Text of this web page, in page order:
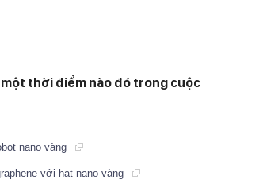
thời điểm nào đó trong cuộc
nano vàng
với hạt nano vàng